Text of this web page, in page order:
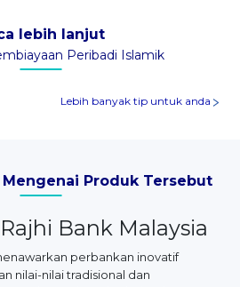
lebih lanjut
Peribadi Islamik
Lebih banyak tip untuk anda
Produk Tersebut
Bank Malaysia
perbankan inovatif
nilai-nilai tradisional dan